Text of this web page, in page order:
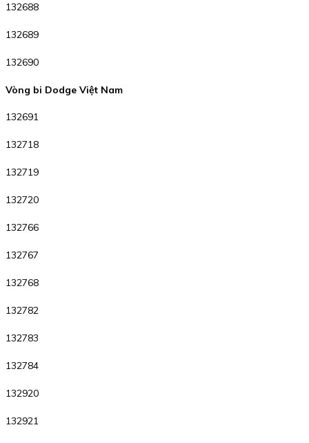
132688
132689
132690
Vòng bi Dodge Việt Nam
132691
132718
132719
132720
132766
132767
132768
132782
132783
132784
132920
132921